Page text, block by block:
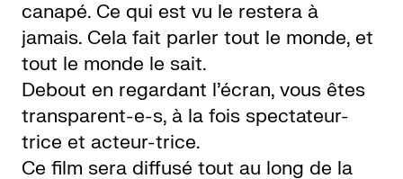
canapé. Ce qui est vu le restera à
jamais. Cela fait parler tout le monde, et
tout le monde le sait.
Debout en regardant l’écran, vous êtes
transparent-e-s, à la fois spectateur-
trice et acteur-trice.
Ce film sera diffusé tout au long de la